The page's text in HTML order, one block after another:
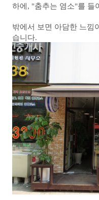
하에, "춤추는 염소"를 들
밖에서 보면 아담한 느낌
습니다.